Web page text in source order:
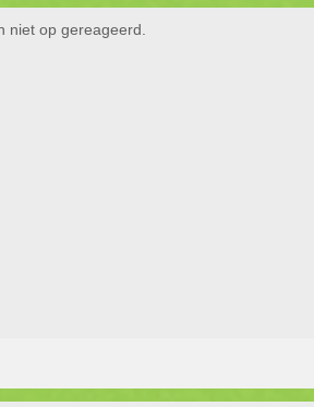
niet op gereageerd.